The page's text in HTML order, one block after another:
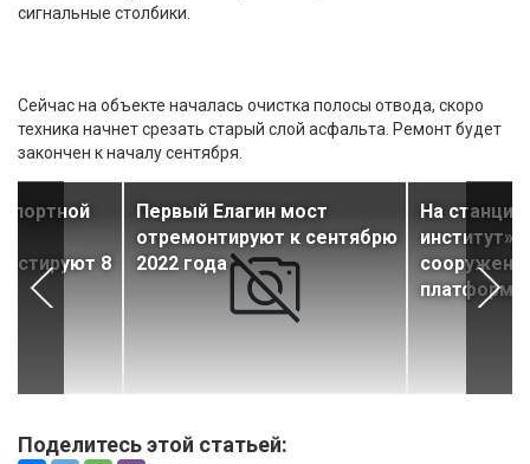
сигнальные столбики.
Сейчас на объекте началась очистка полосы отвода, скоро
техника начнет срезать старый слой асфальта. Ремонт будет
закончен к началу сентября.
8
Первый Елагин мост
отремонтируют к сентябрю
2022 года
На
институт»
платформ
Поделитесь этой статьей: